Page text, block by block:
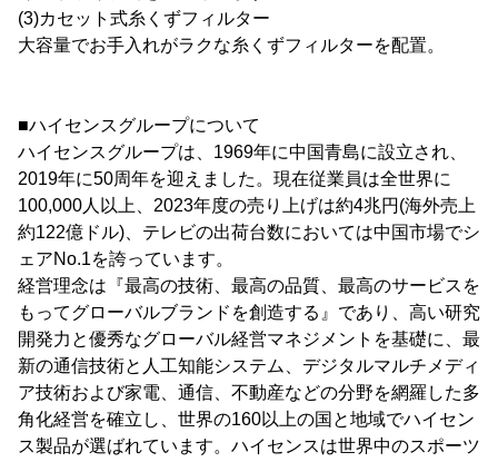
(3)カセット式糸くずフィルター
大容量でお手入れがラクな糸くずフィルターを配置。
■ハイセンスグループについて
ハイセンスグループは、1969年に中国青島に設立され、
2019年に50周年を迎えました。現在従業員は全世界に
100,000人以上、2023年度の売り上げは約4兆円(海外売上
約122億ドル)、テレビの出荷台数においては中国市場でシ
ェアNo.1を誇っています。
経営理念は『最高の技術、最高の品質、最高のサービスを
もってグローバルブランドを創造する』であり、高い研究
開発力と優秀なグローバル経営マネジメントを基礎に、最
新の通信技術と人工知能システム、デジタルマルチメディ
ア技術および家電、通信、不動産などの分野を網羅した多
角化経営を確立し、世界の160以上の国と地域でハイセン
ス製品が選ばれています。ハイセンスは世界中のスポーツ